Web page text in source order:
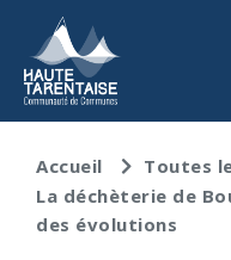
Aller à la recherche
Accueil
Toutes
La déchèterie de
des évolutions